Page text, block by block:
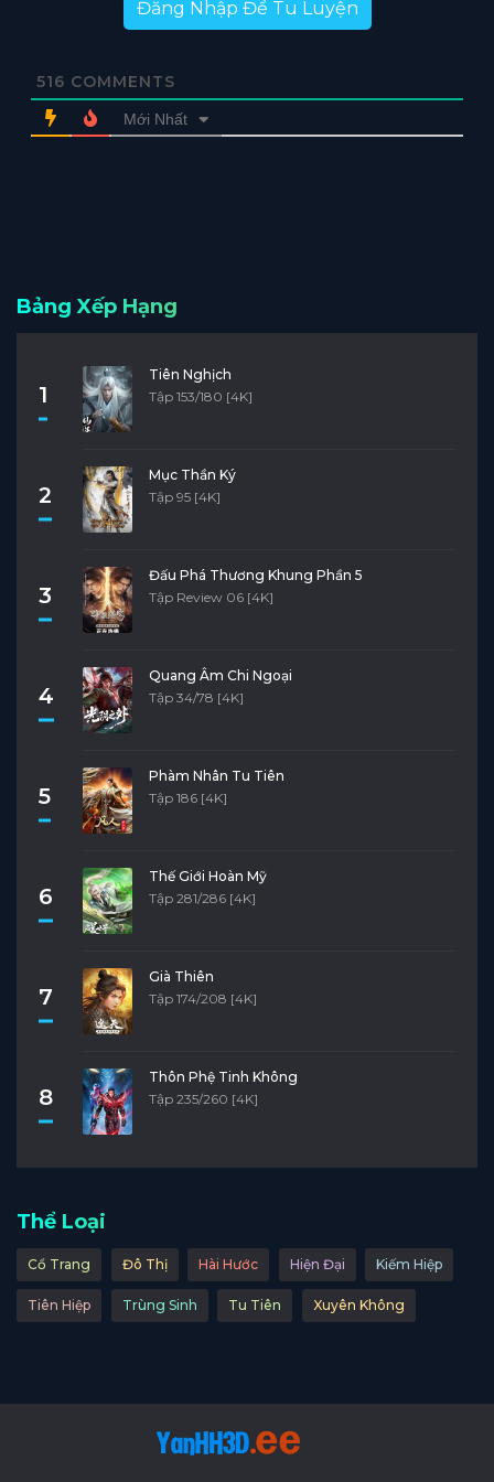
Đăng Nhập Để Tu Luyện
516 COMMENTS
Mới Nhất
Bảng Xếp Hạng
1
Tiên Nghịch
Tập 153/180 [4K]
2
Mục Thần Ký
Tập 95 [4K]
3
Đấu Phá Thương Khung Phần 5
Tập Review 06 [4K]
4
Quang Âm Chi Ngoại
Tập 34/78 [4K]
5
Phàm Nhân Tu Tiên
Tập 186 [4K]
6
Thế Giới Hoàn Mỹ
Tập 281/286 [4K]
7
Già Thiên
Tập 174/208 [4K]
8
Thôn Phệ Tinh Không
Tập 235/260 [4K]
Thể Loại
Cổ Trang Đô Thị Hài Hước Hiện Đại Kiếm Hiệp
Tiên Hiệp Trùng Sinh Tu Tiên Xuyên Không